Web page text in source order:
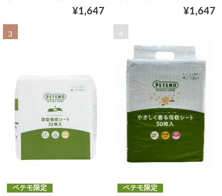
¥1,647 ¥1,647
3
ペテモ限定
4
ペテモ限定